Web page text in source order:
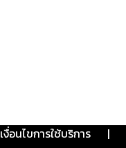
เงื่อนไขการใช้บริการ |